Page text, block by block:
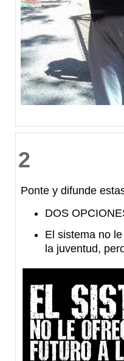
2
Ponte y difunde
DOS
El sistema no
la juventud,